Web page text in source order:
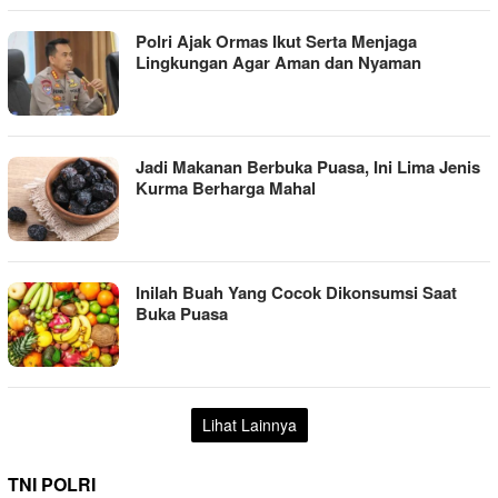
Polri Ajak Ormas Ikut Serta Menjaga
Lingkungan Agar Aman dan Nyaman
Jadi Makanan Berbuka Puasa, Ini Lima Jenis
Kurma Berharga Mahal
Inilah Buah Yang Cocok Dikonsumsi Saat
Buka Puasa
Lihat Lainnya
TNI POLRI